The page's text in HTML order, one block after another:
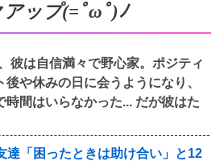
ップ(=ﾟωﾟ)ﾉ
彼は自信満々で野心家。ポジティ
や休みの日に会うようになり、
時間はいらなかった... だが彼はた
達「困ったときは助け合い」と12